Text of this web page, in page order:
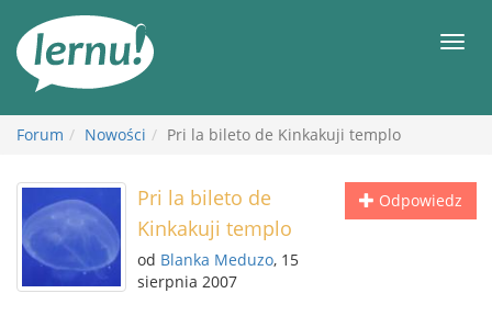
Forum Nowości Pri la bileto de Kinkakuji templo
Odpowiedz
Pri la bileto de
Kinkakuji templo
od Blanka Meduzo, 15
sierpnia 2007